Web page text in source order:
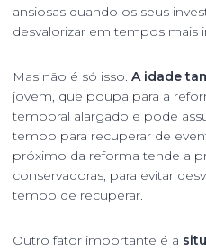
ansiosas quando os seus
desvalorizar em tempos mais
Mas não é só isso. A idade
jovem, que poupa para a
temporal alargado e pode
tempo para recuperar de
próximo da reforma tende a
conservadoras, para evitar
tempo de recuperar.
Outro fator importante é a